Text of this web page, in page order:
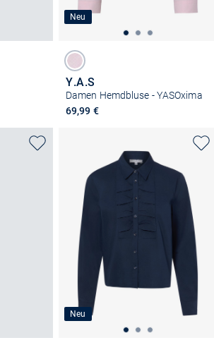
Neu
Y.A.S
Damen Hemdbluse - YASOxima
69,99 €
Neu